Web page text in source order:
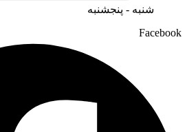
شنبه - پنجشنبه
Facebook